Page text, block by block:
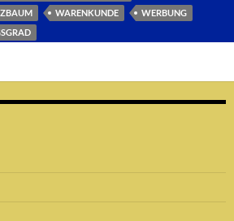
WARENKUNDE
WERBUNG